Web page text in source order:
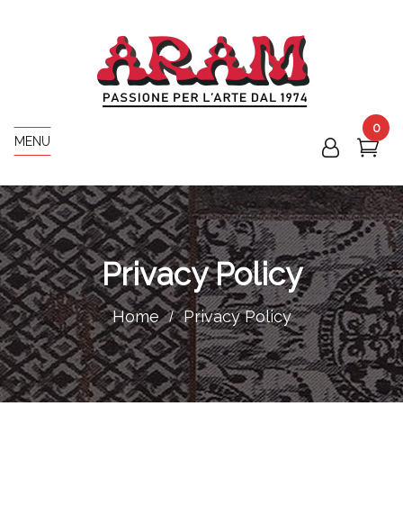
MENU
0
Privacy Policy
Home Privacy Policy